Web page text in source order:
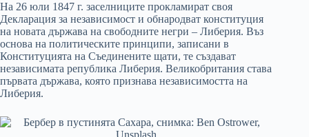
На 26 юли 1847 г. заселниците прокламират своя
Декларация за независимост и обнародват конституция
на новата държава на свободните негри – Либерия. Въз
основа на политическите принципи, записани в
Конституцията на Съединените щати, те създават
независимата република Либерия. Великобритания става
първата държава, която признава независимостта на
Либерия.